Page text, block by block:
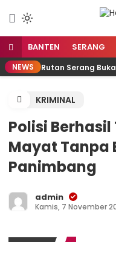
konten
BANTEN SERANG
NEWS Rutan Serang
KRIMINAL
Polisi
Mayat Tanpa
Panimbang
admin
Kamis, 7 November